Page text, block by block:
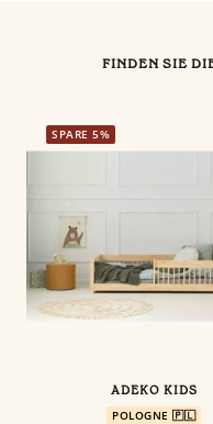
FINDEN SIE
SPARE 5%
ADEKO KIDS
POLOGNE 🇵🇱